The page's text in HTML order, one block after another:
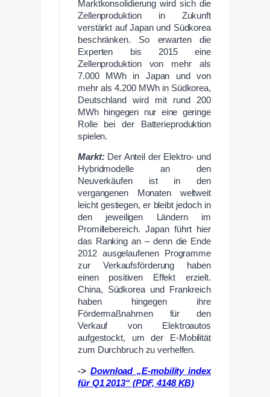
Marktkonsolidierung wird sich die
Zellenproduktion in Zukunft
verstärkt auf Japan und Südkorea
beschränken. So erwarten die
Experten bis 2015 eine
Zellenproduktion von mehr als
7.000 MWh in Japan und von
mehr als 4.200 MWh in Südkorea,
Deutschland wird mit rund 200
MWh hingegen nur eine geringe
Rolle bei der Batterieproduktion
spielen.
Markt: Der Anteil der Elektro- und
Hybridmodelle an den
Neuverkäufen ist in den
vergangenen Monaten weltweit
leicht gestiegen, er bleibt jedoch in
den jeweiligen Ländern im
Promillebereich. Japan führt hier
das Ranking an – denn die Ende
2012 ausgelaufenen Programme
zur Verkaufsförderung haben
einen positiven Effekt erzielt.
China, Südkorea und Frankreich
haben hingegen ihre
Fördermaßnahmen für den
Verkauf von Elektroautos
aufgestockt, um der E-Mobilität
zum Durchbruch zu verhelfen.
-> Download „E-mobility index
für Q1 2013“ (PDF, 4148 KB)